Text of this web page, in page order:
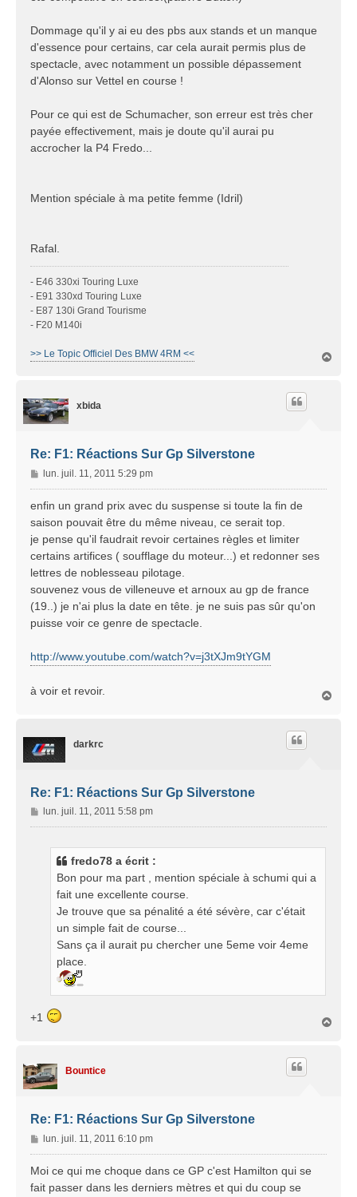
Dommage qu'il y ai eu des pbs aux stands et un manque
d'essence pour certains, car cela aurait permis plus de
spectacle, avec notamment un possible dépassement
d'Alonso sur Vettel en course !
Pour ce qui est de Schumacher, son erreur est très cher
payée effectivement, mais je doute qu'il aurai pu
accrocher la P4 Fredo...
Mention spéciale à ma petite femme (Idril)
Rafal.
- E46 330xi Touring Luxe
- E91 330xd Touring Luxe
- E87 130i Grand Tourisme
- F20 M140i
>> Le Topic Officiel Des BMW 4RM <<
xbida
Re: F1: Réactions Sur Gp Silverstone
M
e
s
a
g
e
lun. juil. 11, 2011 5:29 pm
enfin un grand prix avec du suspense si toute la fin de
saison pouvait être du même niveau, ce serait top.
je pense qu'il faudrait revoir certaines règles et limiter
certains artifices ( soufflage du moteur...) et redonner ses
lettres de noblesseau pilotage.
souvenez vous de villeneuve et arnoux au gp de france
(19..) je n'ai plus la date en tête. je ne suis pas sûr qu'on
puisse voir ce genre de spectacle.
http://www.youtube.com/watch?v=j3tXJm9tYGM
à voir et revoir.
darkrc
Re: F1: Réactions Sur Gp Silverstone
M
e
lun. juil. 11, 2011 5:58 pm
fredo78 a écrit :
Bon pour ma part , mention spéciale à schumi qui a
fait une excellente course.
Je trouve que sa pénalité a été sévère, car c'était
un simple fait de course...
Sans ça il aurait pu chercher une 5eme voir 4eme
place.
+1
Bountice
Re: F1: Réactions Sur Gp Silverstone
M
e
s
s
lun. juil. 11, 2011 6:10 pm
Moi ce qui me choque dans ce GP c'est Hamilton qui se
fait passer dans les derniers mètres et qui du coup se